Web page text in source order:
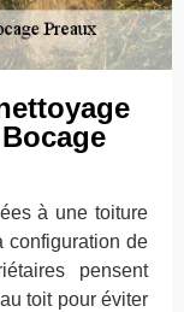
à une toiture
configuration de
pensent
toit pour éviter